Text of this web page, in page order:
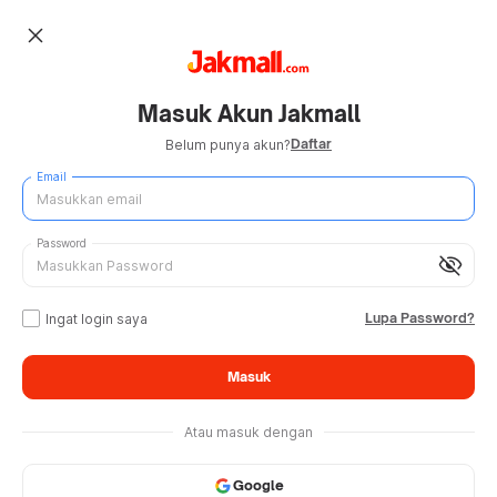
close
Masuk Akun Jakmall
Belum punya akun?Daftar
Email
visibility_off
Password
Ingat login saya Lupa Password?
Masuk
Atau masuk dengan
Google